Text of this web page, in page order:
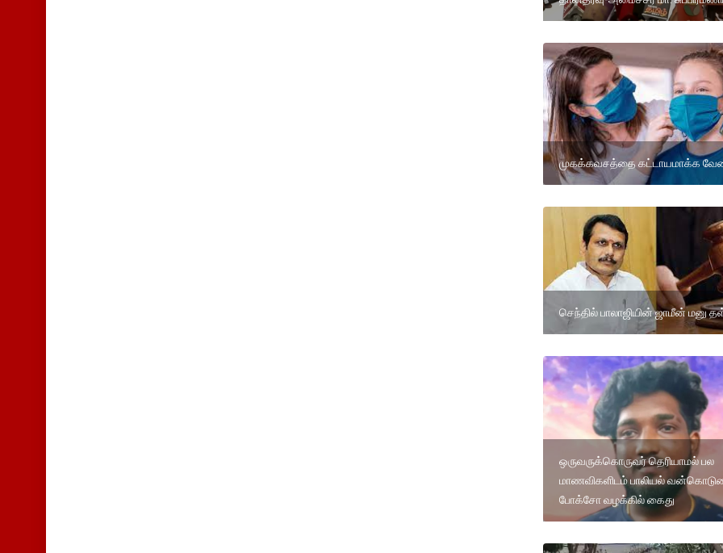
முகக்கவசத்தை கட்டாயமாக்க
செந்தில் பாலாஜியின் ஜாமீன் மனு
ஒருவருக்கொருவர் தெரியாமல் பல
மாணவிகளிடம் பாலியல்
போக்சோ வழக்கில் கைது